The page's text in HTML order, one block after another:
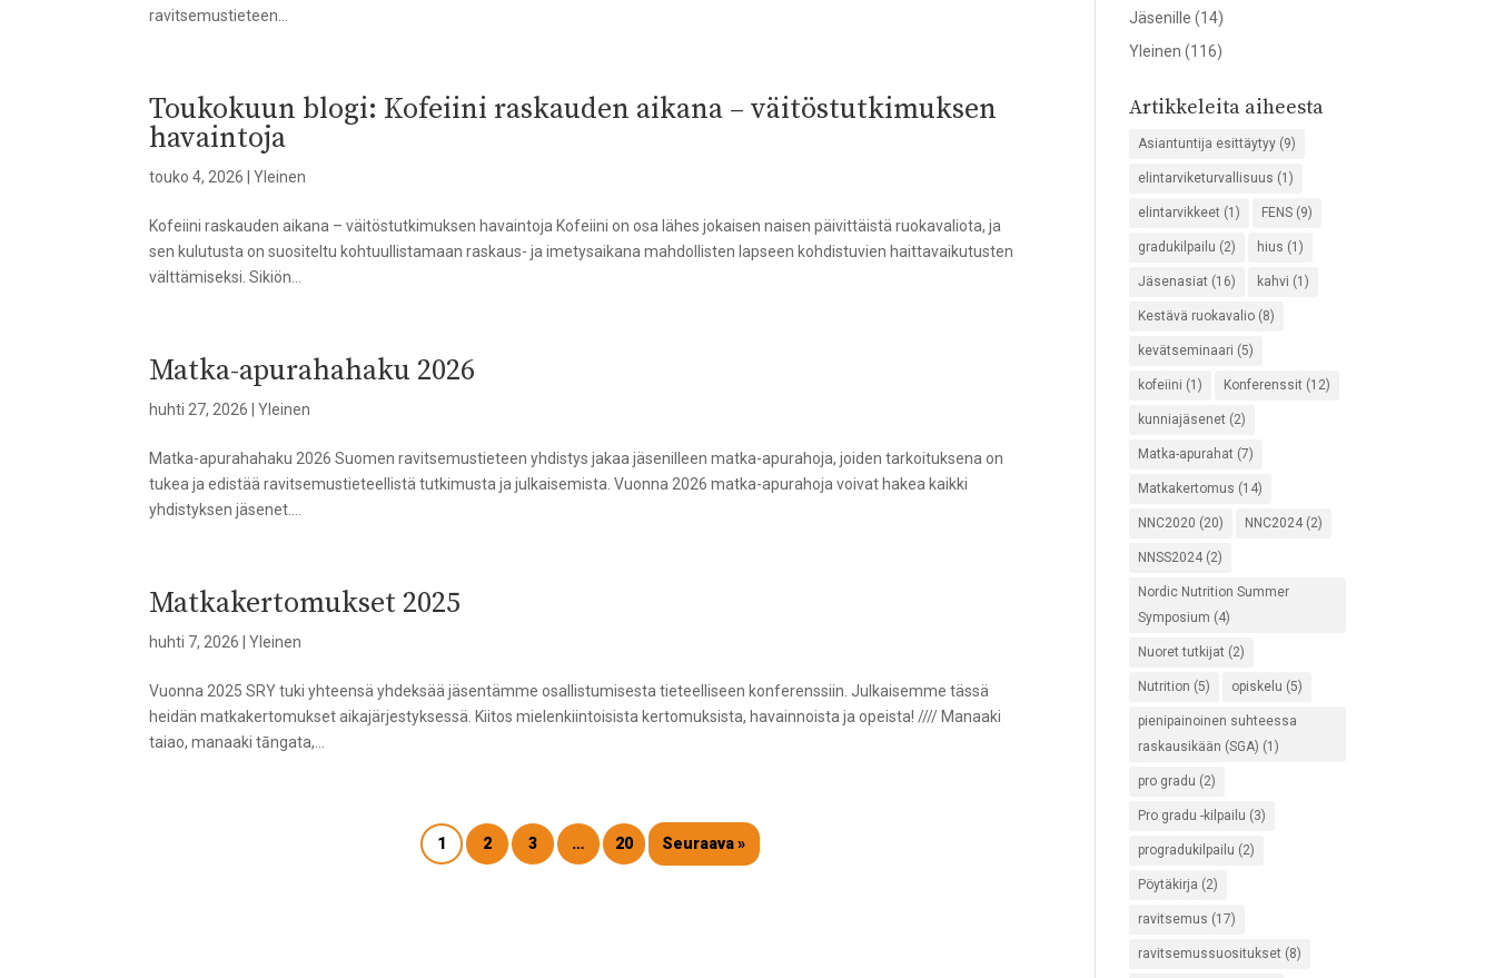
ravitsemustieteen...
Toukokuun blogi: Kofeiini raskauden aikana – väitöstutkimuksen
havaintoja
touko 4, 2026 |Yleinen
Kofeiini raskauden aikana – väitöstutkimuksen havaintoja Kofeiini on osa lähes jokaisen naisen päivittäistä ruokavaliota, ja
sen kulutusta on suositeltu kohtuullistamaan raskaus- ja imetysaikana mahdollisten lapseen kohdistuvien haittavaikutusten
välttämiseksi. Sikiön...
Matka-apurahahaku 2026
huhti 27, 2026 |Yleinen
Matka-apurahahaku 2026 Suomen ravitsemustieteen yhdistys jakaa jäsenilleen matka-apurahoja, joiden tarkoituksena on
tukea ja edistää ravitsemustieteellistä tutkimusta ja julkaisemista. Vuonna 2026 matka-apurahoja voivat hakea kaikki
yhdistyksen jäsenet....
Matkakertomukset 2025
huhti 7, 2026 |Yleinen
Vuonna 2025 SRY tuki yhteensä yhdeksää jäsentämme osallistumisesta tieteelliseen konferenssiin. Julkaisemme tässä
heidän matkakertomukset aikajärjestyksessä. Kiitos mielenkiintoisista kertomuksista, havainnoista ja opeista! //// Manaaki
taiao, manaaki tāngata,...
1 2 3 … 20 Seuraava »
Jäsenille (14)
Yleinen (116)
Artikkeleita aiheesta
Asiantuntija esittäytyy (9)
elintarviketurvallisuus (1)
elintarvikkeet (1) FENS (9)
gradukilpailu (2) hius (1)
Jäsenasiat (16) kahvi (1)
Kestävä ruokavalio (8)
kevätseminaari (5)
kofeiini (1) Konferenssit (12)
kunniajäsenet (2)
Matka-apurahat (7)
Matkakertomus (14)
NNC2020 (20) NNC2024 (2)
NNSS2024 (2)
Nordic Nutrition Summer
Symposium (4)
Nuoret tutkijat (2)
Nutrition (5) opiskelu (5)
pienipainoinen suhteessa
raskausikään (SGA) (1)
pro gradu (2)
Pro gradu -kilpailu (3)
progradukilpailu (2)
Pöytäkirja (2)
ravitsemus (17)
ravitsemussuositukset (8)